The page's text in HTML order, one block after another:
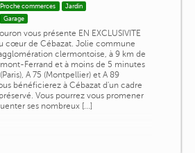
Proche commerces
Jardin
Garage
vous présente EN EXCLUSIVITE
cœur de Cébazat. Jolie commune
clermontoise, à 9 km de
Ferrand et à moins de 5 minutes
A 75 (Montpellier) et A 89
bénéficierez à Cébazat d'un cadre
Vous pourrez vous promener
ses nombreux [...]